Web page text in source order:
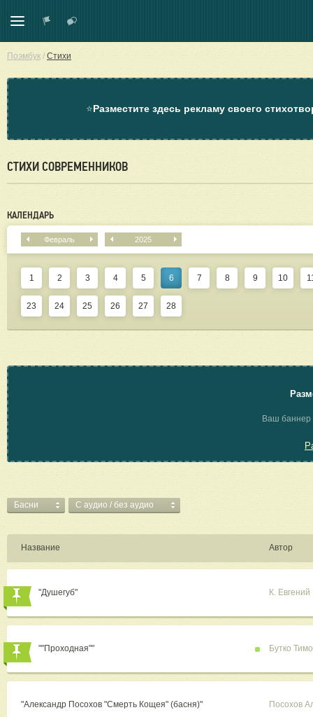
Поэмбук / Стихи
⭐Разместите здесь рекламу своего
СТИХИ СОВРЕМЕННИКОВ
КАЛЕНДАРЬ
Февраль 2025
1 2 3 4 5 6 7 8 9 10
23 24 25 26 27 28
Ваш баннер
Басни C аудио / без аудио
Название Автор
"Душегуб" К. Евгений
""Проходная"" Бутко
"Александр Посохов "Смерть Кощея" (басня)" Посохов